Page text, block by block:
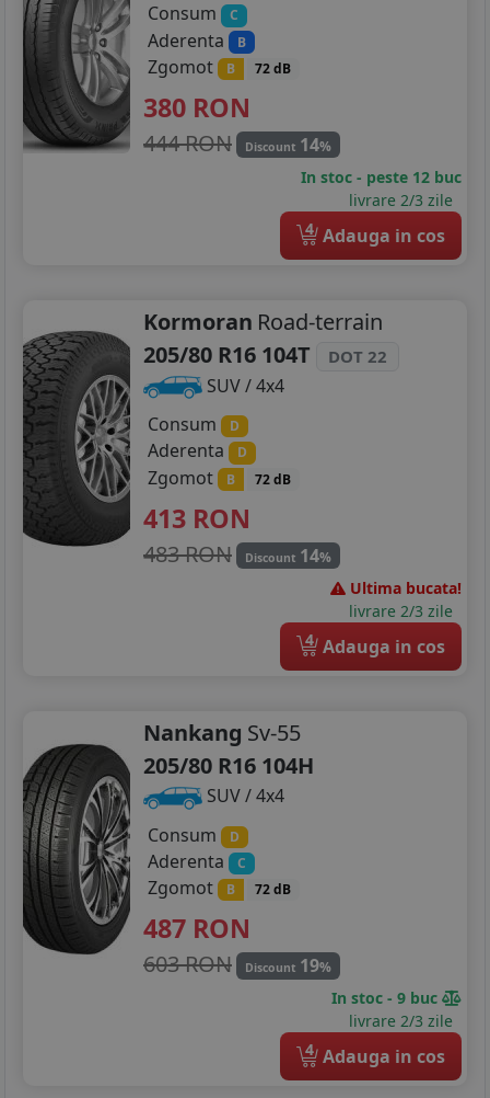
Consum
C
Aderenta B
Zgomot B 72 dB
380 RON
444 RON Discount 14%
In stoc - peste 12 buc
livrare 2/3 zile
4 Adauga in cos
Kormoran Road-terrain
205/80 R16 104T
DOT 22
SUV / 4x4
Consum
D
Aderenta D
Zgomot B 72 dB
413 RON
483 RON Discount 14%
Ultima bucata!
livrare 2/3 zile
4 Adauga in cos
Nankang Sv-55
205/80 R16 104H
SUV / 4x4
Consum
D
Aderenta C
Zgomot B 72 dB
487 RON
603 RON Discount 19%
In stoc - 9 buc
livrare 2/3 zile
4 Adauga in cos